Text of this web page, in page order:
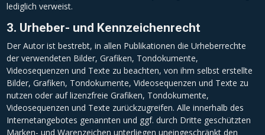
lediglich verweist.
3. Urheber- und Kennzeichenrecht
Der Autor ist bestrebt, in allen Publikationen die Urheberrechte
der verwendeten Bilder, Grafiken, Tondokumente,
Videosequenzen und Texte zu beachten, von ihm selbst erstellte
Bilder, Grafiken, Tondokumente, Videosequenzen und Texte zu
nutzen oder auf lizenzfreie Grafiken, Tondokumente,
Videosequenzen und Texte zurückzugreifen. Alle innerhalb des
Internetangebotes genannten und ggf. durch Dritte geschützten
Marken- und Warenzeichen unterliegen uneingeschränkt den